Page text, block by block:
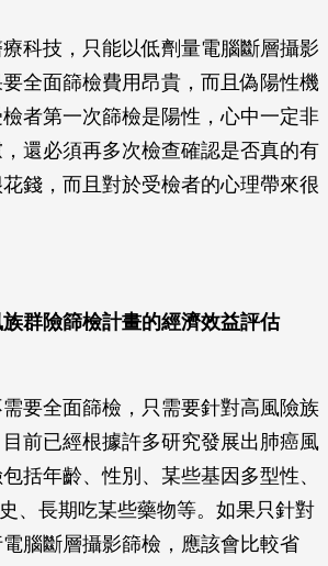
科技，只能以低劑量電腦斷層攝影
全面篩檢費用昂貴，而且偽陽性機
者第一次篩檢是陽性，心中一定非
還必須再多次檢查確認是否真的有
錢，而且對於受檢者的心理帶來很
群險篩檢計畫的經濟效益評估
要全面篩檢，只需要針對高風險族
前已經根據許多研究發展出肺癌風
括年齡、性別、某些基因多型性、
、長期吃某些藥物等。如果只針對
腦斷層攝影篩檢，應該會比較省